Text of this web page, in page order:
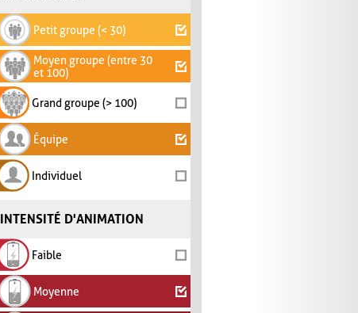
Petit groupe (< 30)
Moyen groupe (entre 30
et 100)
Grand groupe (> 100)
Équipe
Individuel
INTENSITÉ D'ANIMATION
Faible
Moyenne